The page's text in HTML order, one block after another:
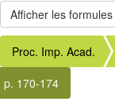
Proc. Imp. Acad.
p. 170-174